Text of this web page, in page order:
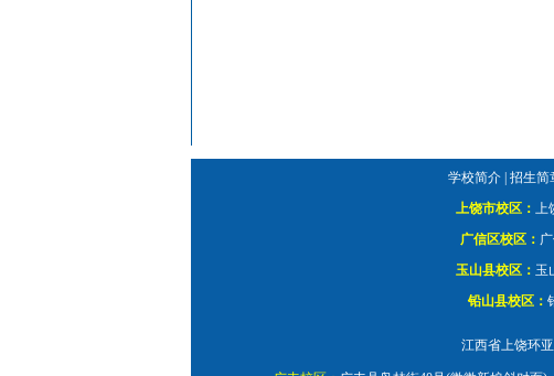
学校简介| 招生简
上饶市校区： 上
广信区校区：
玉山县校区： 玉
铅山县校区：
江西省上饶环亚